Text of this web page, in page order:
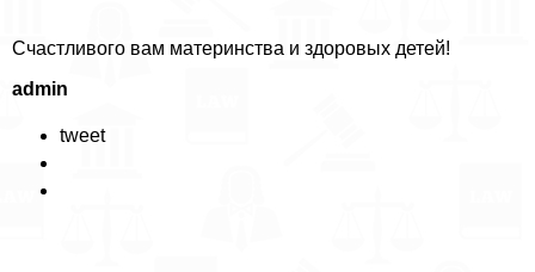
Счастливого вам материнства и здоровых детей!
admin
tweet